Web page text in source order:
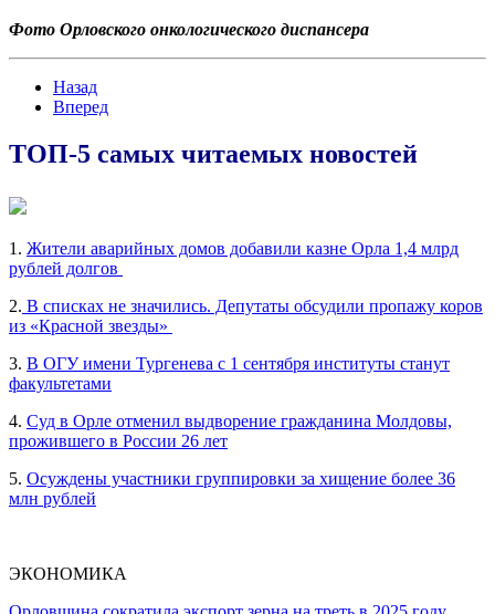
Фото Орловского онкологического диспансера
Назад
Вперед
ТОП-5 самых читаемых новостей
1. Жители аварийных домов добавили казне Орла 1,4 млрд
рублей долгов
2. В списках не значились. Депутаты обсудили пропажу коров
из «Красной звезды»
3. В ОГУ имени Тургенева с 1 сентября институты станут
факультетами
4. Суд в Орле отменил выдворение гражданина Молдовы,
прожившего в России 26 лет
5. Осуждены участники группировки за хищение более 36
млн рублей
ЭКОНОМИКА